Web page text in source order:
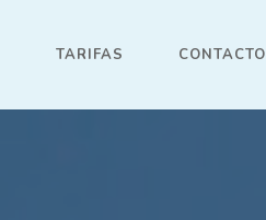
TARIFAS CONTACTO